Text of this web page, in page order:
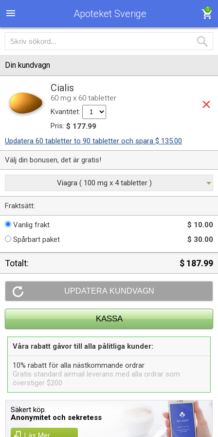
Apoteket Sverige 1
Din kundvagn
Cialis
60 mg x 60 tabletter
Kvantitet:
Pris: $ 177.99
Updatera 60 tabletter to 90 tabletter och spara $ 135.00
Välj din bonusen, det är gratis!
Viagra ( 100 mg x 4 tabletter )
Fraktsätt:
Vanlig frakt
$ 10.00
Spårbart paket
$ 30.00
Totalt: $ 187.99
Våra rabatt gåvor till alla pålitliga kunder:
10% rabatt för alla nästkommande ordrar
Gratis standard airmail leverans med alla ordrar som
överstiger $200
Säkert köp.
Anonymitet och sekretess